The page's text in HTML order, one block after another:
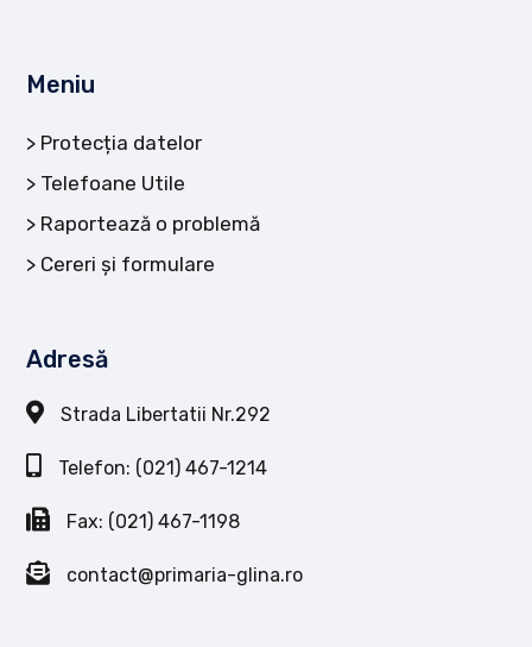
Meniu
Protecția datelor
Telefoane Utile
Raportează o problemă
Cereri și formulare
Adresă
Strada Libertatii Nr.292
Telefon: (021) 467-1214
Fax: (021) 467-1198
contact@primaria-glina.ro